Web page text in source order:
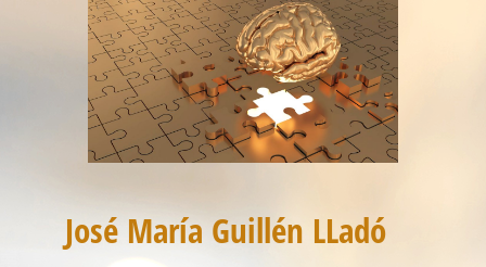
José María Guillén LLadó